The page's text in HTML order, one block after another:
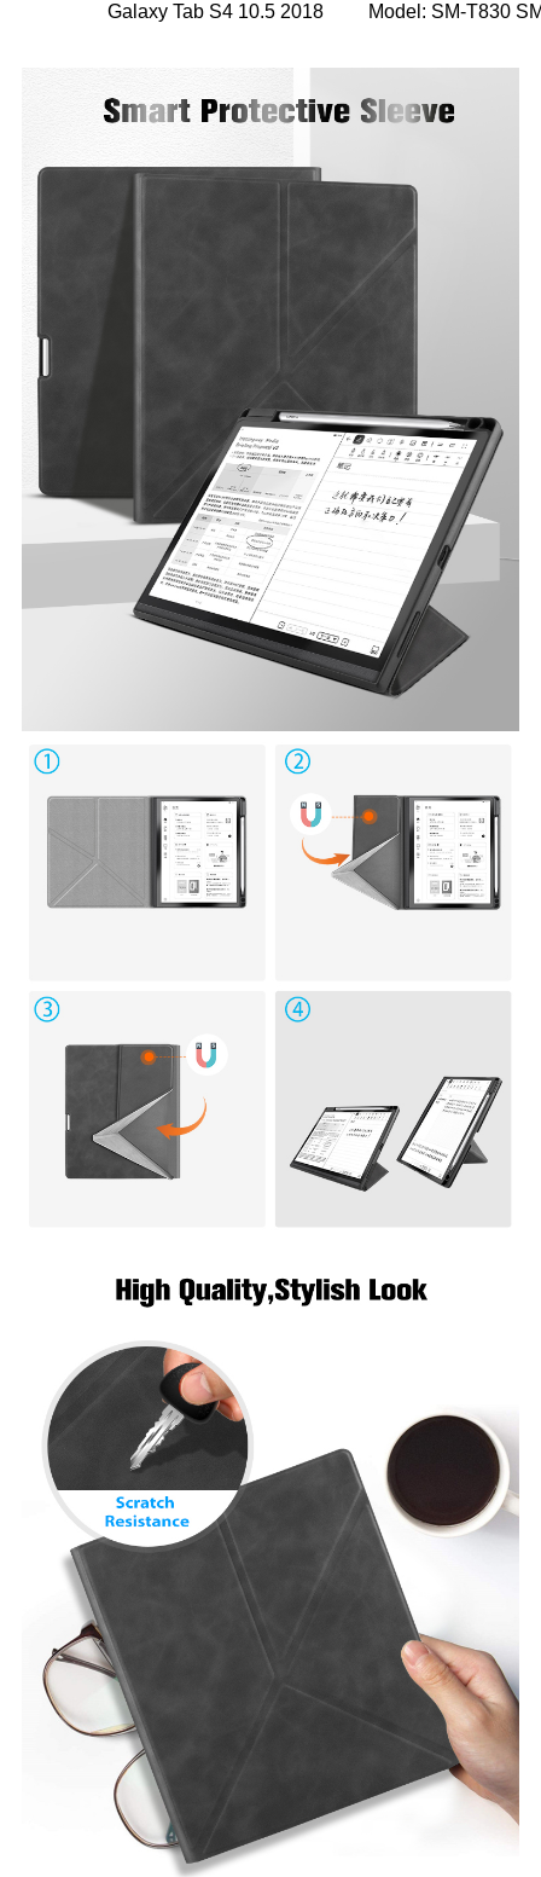
Galaxy Tab S4 10.5 2018
Model: SM-T830